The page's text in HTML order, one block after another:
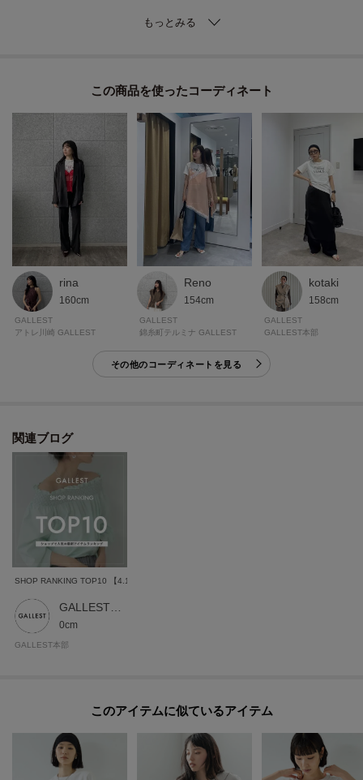
接触冷感の機能付き。
モデル身長：174cm 着用サイズ：38（M）
＊＊＊＊＊＊＊＊＊＊＊＊＊＊＊＊＊＊＊＊＊＊＊＊＊＊＊＊＊
気になるアイテムは【お気に入り登録】がおすすめ！
気になるアイテムのページにある「ハートマーク」をクリックして簡単に追
加できます。
登録すると、再入荷通知やお値下げ情報をメルマガにてお知らせします。
マイページにてお気に入り一覧もチェックできます。
＊＊＊＊＊＊＊＊＊＊＊＊＊＊＊＊＊＊＊＊＊＊＊＊＊＊＊＊＊
た、パソコン・スマートフォンなどの環境により、若干製品と画像のカラー
が異なる場合もございます。
この商品を使った
rina
160cm
GALLEST
アトレ川崎 GALLEST
Reno
154cm
GALLEST
錦糸町テルミナ GALLEST
kotaki
158cm
GALLEST
GALLEST本部
その他のコーディネートを見る
関連ブログ
0cm
GALLEST本部
このアイテムに似ているアイテム